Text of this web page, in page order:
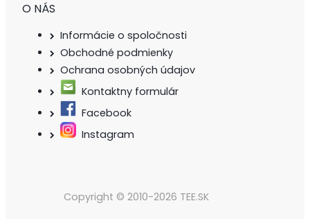
O NÁS
Informácie o spoločnosti
Obchodné podmienky
Ochrana osobných údajov
Kontaktny formulár
Facebook
Instagram
Copyright © 2010-2026 TEE.SK